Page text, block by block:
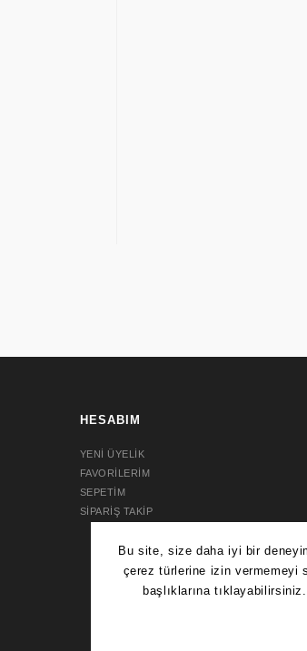
HESABIM
YENİ ÜYELİK
FAVORİLERİM
SEPETİM
SİPARİŞ TAKİP